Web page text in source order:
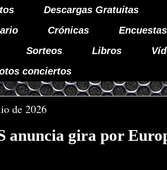
Descargas Gratuitas
Crónicas Encuestas
Sorteos Libros
conciertos
de 2026
anuncia gira por